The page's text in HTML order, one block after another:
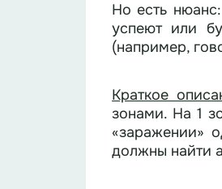
Но есть
успеют или
(например,
Краткое
зонами. На 1
«заражении»
должны найти